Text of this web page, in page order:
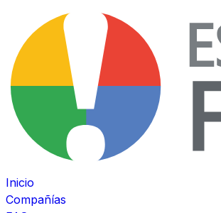
Inicio
Compañías